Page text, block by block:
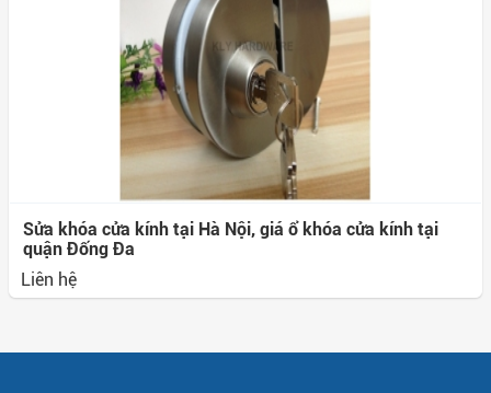
Sửa khóa cửa kính tại Hà Nội, giá ổ khóa cửa kính tại
quận Đống Đa
Liên hệ